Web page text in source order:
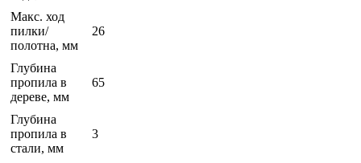
Макс. ход
пилки/
полотна, мм
26
Глубина
пропила в
дереве, мм
65
Глубина
пропила в
стали, мм
3